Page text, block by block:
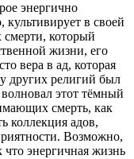
энергично
культивирует в своей
смерти, который
жизни, его
вера в ад, которая
других религий был
этот тёмный
смерть, как
коллекция адов,
Возможно,
энергичная жизнь